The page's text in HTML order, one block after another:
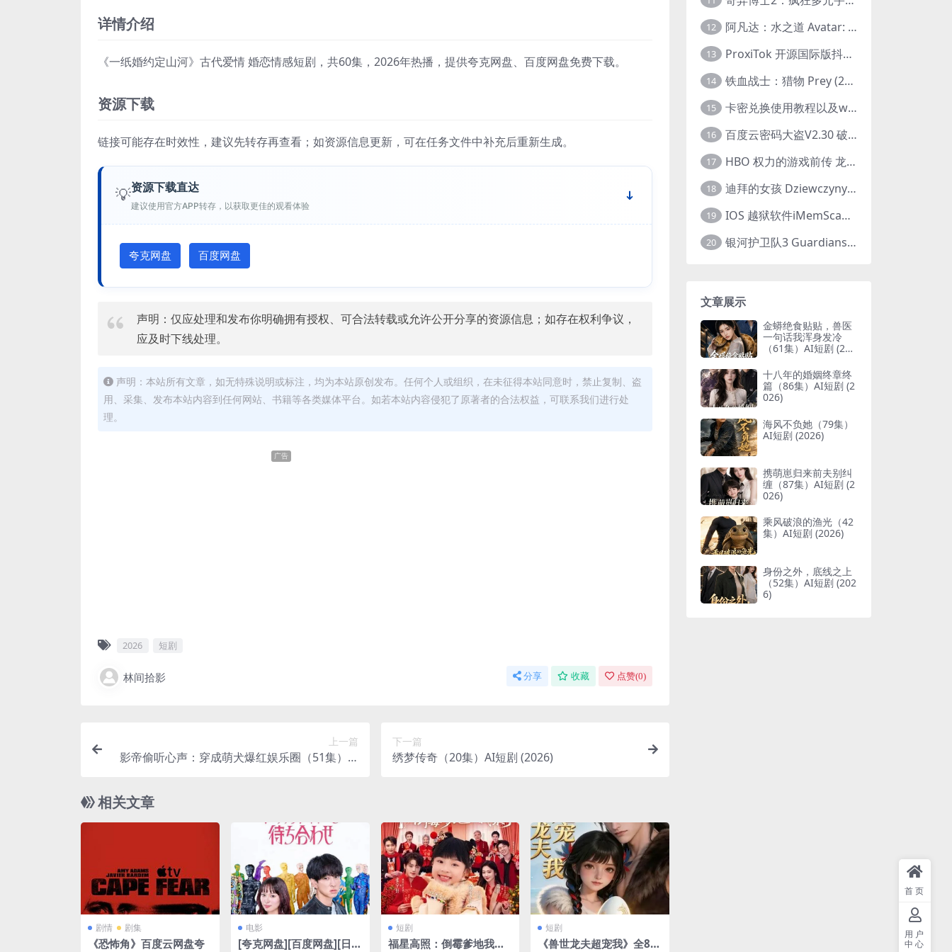
详情介绍
《一纸婚约定山河》古代爱情 婚恋情感短剧，共60集，2026年热播，提供夸克网盘、百度网盘免费下载。
资源下载
链接可能存在时效性，建议先转存再查看；如资源信息更新，可在任务文件中补充后重新生成。
💡资源下载直达
建议使用官方APP转存，以获取更佳的观看体验
夸克网盘 百度网盘
声明：仅应处理和发布你明确拥有授权、可合法转载或允许公开分享的资源信息；如存在权利争议，
应及时下线处理。
声明：本站所有文章，如无特殊说明或标注，均为本站原创发布。任何个人或组织，在未征得本站同意时，禁止复制、盗
用、采集、发布本站内容到任何网站、书籍等各类媒体平台。如若本站内容侵犯了原著者的合法权益，可联系我们进行处
理。
广告
2026 短剧
林间拾影 分享 收藏 点赞(0)
上一篇
影帝偷听心声：穿成萌犬爆红娱乐圈（51集）AI
下一篇
绣梦传奇（20集）AI短剧 (2026)
相关文章
剧情 剧集
《恐怖角》百度云网盘夸
电影
[夸克网盘][百度网盘][日
短剧
福星高照：倒霉爹地我来
短剧
《兽世龙夫超宠我》全80
12 阿凡达：水之道 Avatar: The Way of Water (2022) 1080p 2k 4k 中文字幕
13 ProxiTok 开源国际版抖音TikTok网页版 国内网络直连
14 铁血战士：猎物 Prey (2022) 中英字幕 1080P
15 卡密兑换使用教程以及windows使用教程
16 百度云密码大盗V2.30 破解分享链接提取码
17 HBO 权力的游戏前传 龙之家族 House of the Dragon (2022) 中字 1080P 更新4集
18 迪拜的女孩 Dziewczyny z Dubaju (2021) 1080P 中字
19 IOS 越狱软件iMemScan version1.2.6 游戏内存修改器
20 银河护卫队3 Guardians of the Galaxy Vol. 3 (2023)4K高清资源1080p只分享精品
文章展示
金蟒绝食贴贴，兽医
一句话我浑身发冷
（61集）AI短剧 (202
十八年的婚姻终章终
篇（86集）AI短剧 (2
026)
海风不负她（79集）
AI短剧 (2026)
携萌崽归来前夫别纠
缠（87集）AI短剧 (2
026)
乘风破浪的渔光（42
集）AI短剧 (2026)
身份之外，底线之上
（52集）AI短剧 (202
6)
首页
用户
中心